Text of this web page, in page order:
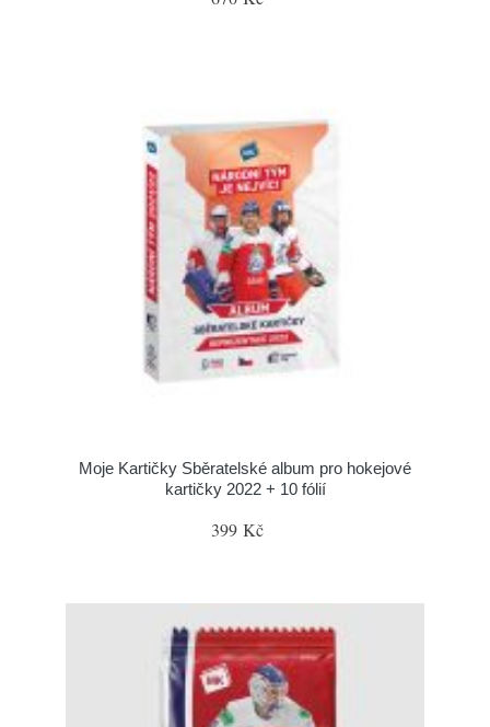
Moje Kartičky Sběratelské album pro hokejové
kartičky 2022 + 10 fólií
399 Kč